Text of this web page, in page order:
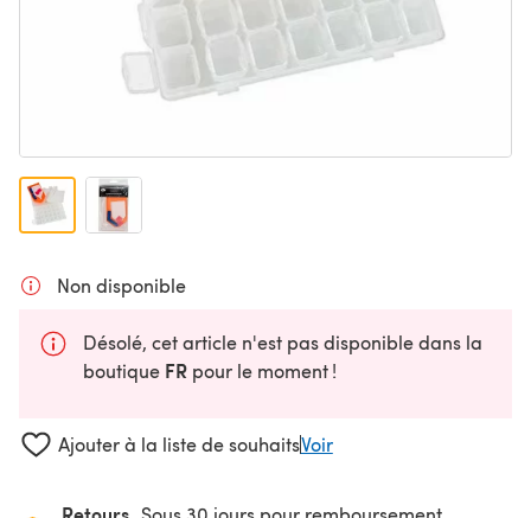
Non disponible
Désolé, cet article n'est pas disponible dans la
boutique FR pour le moment !
Ajouter à la liste de souhaitsVoir